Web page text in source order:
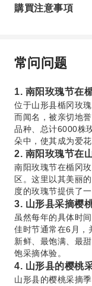
購買注意事項
常问问题
1. 南阳玫瑰节在
位于山形县楯冈玫
而闻名，被亲切地
品种、总计6000株
朵中，使其成为爱
2. 南阳玫瑰节在
南阳玫瑰节在楯冈
区。这里以其美丽
度的玫瑰节提供了
3. 山形县采摘樱
虽然每年的具体时
佳时节通常在6月，
新鲜、最饱满、最
饱采摘体验。
4. 山形县的樱桃
山形县的樱桃采摘